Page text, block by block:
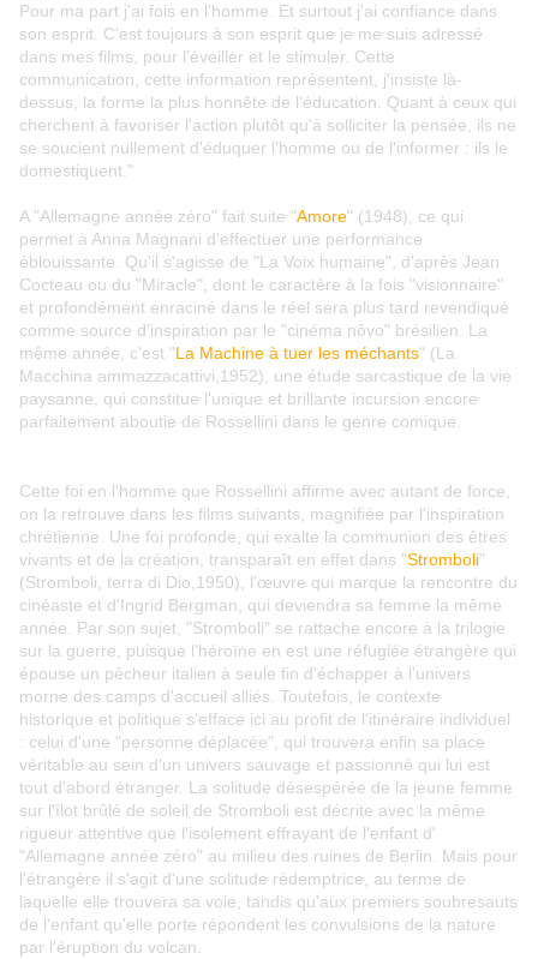
Pour ma part j'ai fois en l'homme. Et surtout j'ai confiance dans
son esprit. C'est toujours à son esprit que je me suis adressé
dans mes films, pour l'éveiller et le stimuler. Cette
communication, cette information représentent, j'insiste là-
dessus, la forme la plus honnête de l'éducation. Quant à ceux qui
cherchent à favoriser l'action plutôt qu'à solliciter la pensée, ils ne
se soucient nullement d'éduquer l'homme ou de l'informer : ils le
domestiquent."
A "Allemagne année zéro" fait suite "Amore" (1948), ce qui
permet à Anna Magnani d'effectuer une performance
éblouissante. Qu'il s'agisse de "La Voix humaine", d'après Jean
Cocteau ou du "Miracle", dont le caractère à la fois "visionnaire"
et profondément enraciné dans le réel sera plus tard revendiqué
comme source d'inspiration par le "cinéma nôvo" brésilien. La
même année, c'est "La Machine à tuer les méchants" (La
Macchina ammazzacattivi,1952), une étude sarcastique de la vie
paysanne, qui constitue l'unique et brillante incursion encore
parfaitement aboutie de Rossellini dans le genre comique.
Cette foi en l'homme que Rossellini affirme avec autant de force,
on la retrouve dans les films suivants, magnifiée par l'inspiration
chrétienne. Une foi profonde, qui exalte la communion des êtres
vivants et de la création, transparaît en effet dans "Stromboli"
(Stromboli, terra di Dio,1950), l'œuvre qui marque la rencontre du
cinéaste et d'Ingrid Bergman, qui deviendra sa femme la même
année. Par son sujet, "Stromboli" se rattache encore à la trilogie
sur la guerre, puisque l'héroïne en est une réfugiée étrangère qui
épouse un pêcheur italien à seule fin d'échapper à l'univers
morne des camps d'accueil alliés. Toutefois, le contexte
historique et politique s'efface ici au profit de l'itinéraire individuel
: celui d'une "personne déplacée", qui trouvera enfin sa place
véritable au sein d'un univers sauvage et passionné qui lui est
tout d'abord étranger. La solitude désespérée de la jeune femme
sur l'îlot brûlé de soleil de Stromboli est décrite avec la même
rigueur attentive que l'isolement effrayant de l'enfant d'
"Allemagne année zéro" au milieu des ruines de Berlin. Mais pour
l'étrangère il s'agit d'une solitude rédemptrice, au terme de
laquelle elle trouvera sa voie, tandis qu'aux premiers soubresauts
de l'enfant qu'elle porte répondent les convulsions de la nature
par l'éruption du volcan.